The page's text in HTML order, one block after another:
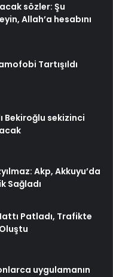
sözler: Şu
Allah’a hesabını
Tartışıldı
Bekiroğlu sekizinci
Akp, Akkuyu’da
Sağladı
Patladı, Trafikte
uygulamanın